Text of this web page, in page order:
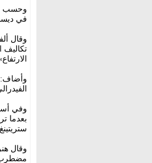
وحسب
في ديسمبر (كانون
وقال
وقال
مضطرب،